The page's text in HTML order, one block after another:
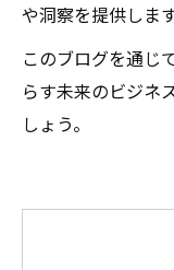
や洞察を提供します
このブログを通じ
らす未来のビジネ
しょう。